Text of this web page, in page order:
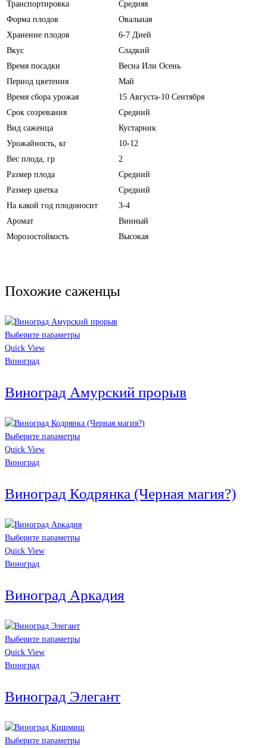
Транспортировка
Средняя
Форма плодов
Овальная
Хранение плодов
6-7 Дней
Вкус
Сладкий
Время посадки
Весна Или Осень
Период цветения
Май
Время сбора урожая
15 Августа-10 Сентября
Срок созревания
Средний
Вид саженца
Кустарник
Урожайность, кг
10-12
Вес плода, гр
2
Размер плода
Средний
Размер цветка
Средний
На какой год плодоносит
3-4
Аромат
Винный
Морозостойкость
Высокая
Похожие саженцы
Выберите параметры
Quick View
Виноград
Виноград Амурский прорыв
Выберите параметры
Quick View
Виноград
Виноград Кодрянка (Черная магия?)
Выберите параметры
Quick View
Виноград
Виноград Аркадия
Выберите параметры
Quick View
Виноград
Виноград Элегант
Выберите параметры